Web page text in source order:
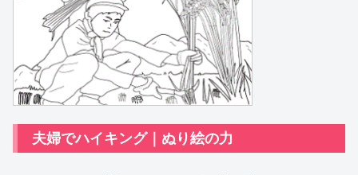
夫婦でハイキング｜ぬり絵の力